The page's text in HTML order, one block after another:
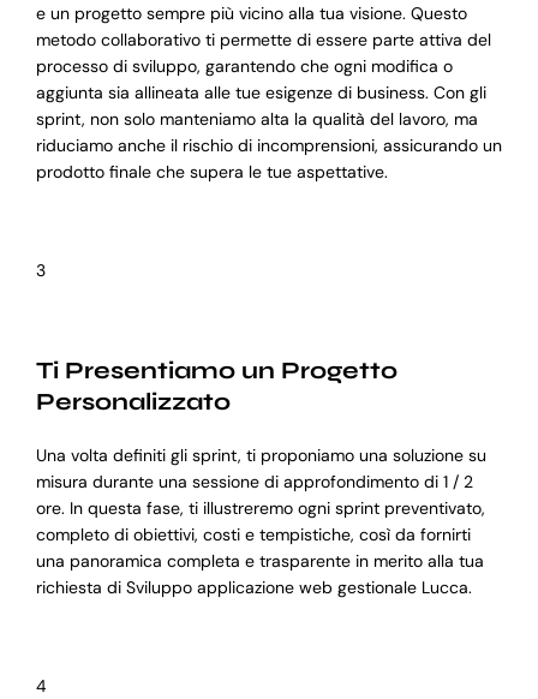
e un progetto sempre più vicino alla tua visione. Questo
metodo collaborativo ti permette di essere parte attiva del
processo di sviluppo, garantendo che ogni modifica o
aggiunta sia allineata alle tue esigenze di business. Con gli
sprint, non solo manteniamo alta la qualità del lavoro, ma
riduciamo anche il rischio di incomprensioni, assicurando un
prodotto finale che supera le tue aspettative.
3
Ti Presentiamo un Progetto
Personalizzato
Una volta definiti gli sprint, ti proponiamo una soluzione su
misura durante una sessione di approfondimento di 1 / 2
ore. In questa fase, ti illustreremo ogni sprint preventivato,
completo di obiettivi, costi e tempistiche, così da fornirti
una panoramica completa e trasparente in merito alla tua
richiesta di Sviluppo applicazione web gestionale Lucca.
4